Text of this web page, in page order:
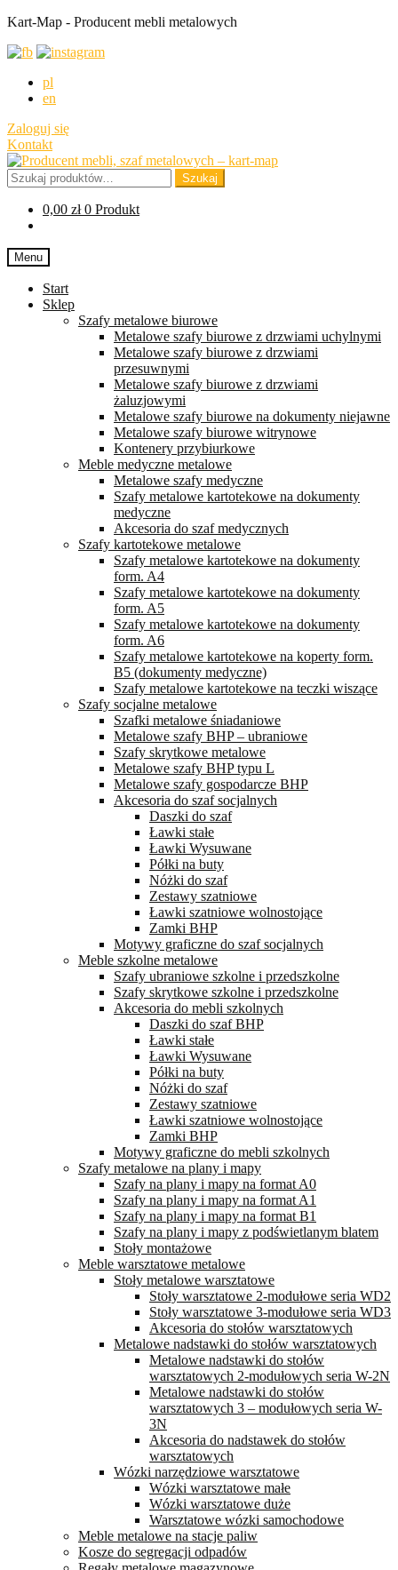
Kart-Map - Producent mebli metalowych
pl
en
Zaloguj się
Kontakt
Przejdź
do
nawigacji
Przejdź
do
treści
Szukaj: Szukaj
0,00 zł 0 Produkt
Menu
Start
Sklep
Szafy metalowe biurowe
Metalowe szafy biurowe z drzwiami uchylnymi
Metalowe szafy biurowe z drzwiami
przesuwnymi
Metalowe szafy biurowe z drzwiami
żaluzjowymi
Metalowe szafy biurowe na dokumenty niejawne
Metalowe szafy biurowe witrynowe
Kontenery przybiurkowe
Meble medyczne metalowe
Metalowe szafy medyczne
Szafy metalowe kartotekowe na dokumenty
medyczne
Akcesoria do szaf medycznych
Szafy kartotekowe metalowe
Szafy metalowe kartotekowe na dokumenty
form. A4
Szafy metalowe kartotekowe na dokumenty
form. A5
Szafy metalowe kartotekowe na dokumenty
form. A6
Szafy metalowe kartotekowe na koperty form.
B5 (dokumenty medyczne)
Szafy metalowe kartotekowe na teczki wiszące
Szafy socjalne metalowe
Szafki metalowe śniadaniowe
Metalowe szafy BHP – ubraniowe
Szafy skrytkowe metalowe
Metalowe szafy BHP typu L
Metalowe szafy gospodarcze BHP
Akcesoria do szaf socjalnych
Daszki do szaf
Ławki stałe
Ławki Wysuwane
Półki na buty
Nóżki do szaf
Zestawy szatniowe
Ławki szatniowe wolnostojące
Zamki BHP
Motywy graficzne do szaf socjalnych
Meble szkolne metalowe
Szafy ubraniowe szkolne i przedszkolne
Szafy skrytkowe szkolne i przedszkolne
Akcesoria do mebli szkolnych
Daszki do szaf BHP
Ławki stałe
Ławki Wysuwane
Półki na buty
Nóżki do szaf
Zestawy szatniowe
Ławki szatniowe wolnostojące
Zamki BHP
Motywy graficzne do mebli szkolnych
Szafy metalowe na plany i mapy
Szafy na plany i mapy na format A0
Szafy na plany i mapy na format A1
Szafy na plany i mapy na format B1
Szafy na plany i mapy z podświetlanym blatem
Stoły montażowe
Meble warsztatowe metalowe
Stoły metalowe warsztatowe
Stoły warsztatowe 2-modułowe seria WD2
Stoły warsztatowe 3-modułowe seria WD3
Akcesoria do stołów warsztatowych
Metalowe nadstawki do stołów warsztatowych
Metalowe nadstawki do stołów
warsztatowych 2-modułowych seria W-2N
Metalowe nadstawki do stołów
warsztatowych 3 – modułowych seria W-
3N
Akcesoria do nadstawek do stołów
warsztatowych
Wózki narzędziowe warsztatowe
Wózki warsztatowe małe
Wózki warsztatowe duże
Warsztatowe wózki samochodowe
Meble metalowe na stacje paliw
Kosze do segregacji odpadów